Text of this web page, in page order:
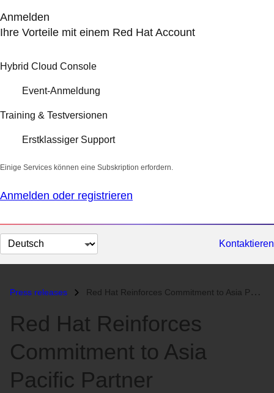
Anmelden
Ihre Vorteile mit einem Red Hat Account
Hybrid Cloud Console
Event-Anmeldung
Training & Testversionen
Erstklassiger Support
Einige Services können eine Subskription erfordern.
Anmelden oder registrieren
Sprache
auswählen
Kontaktieren
Press releases Red Hat Reinforces Commitment to Asia Pacific Partner Ecosystem...
Red Hat Reinforces
Commitment to Asia
Pacific Partner